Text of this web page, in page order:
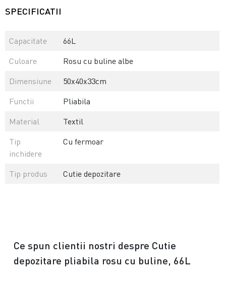
SPECIFICATII
Capacitate
66L
Culoare
Rosu cu buline albe
Dimensiune
50x40x33cm
Functii
Pliabila
Material
Textil
Tip
inchidere
Cu fermoar
Tip produs Cutie depozitare
Ce spun clientii nostri despre Cutie
depozitare pliabila rosu cu buline, 66L